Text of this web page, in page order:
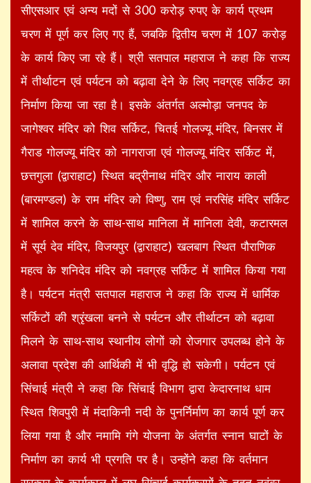
सीएसआर एवं अन्य मदों से 300 करोड़ रुपए के कार्य प्रथम
चरण में पूर्ण कर लिए गए हैं, जबकि द्वितीय चरण में 107 करोड़
के कार्य किए जा रहे हैं। श्री सतपाल महाराज ने कहा कि राज्य
में तीर्थाटन एवं पर्यटन को बढ़ावा देने के लिए नवग्रह सर्किट का
निर्माण किया जा रहा है। इसके अंतर्गत अल्मोड़ा जनपद के
जागेश्वर मंदिर को शिव सर्किट, चितई गोलज्यू मंदिर, बिनसर में
गैराड गोलज्यू मंदिर को नागराजा एवं गोलज्यू मंदिर सर्किट में,
छत्तगुला (द्वाराहाट) स्थित बद्रीनाथ मंदिर और नाराय काली
(बारमण्डल) के राम मंदिर को विष्णु, राम एवं नरसिंह मंदिर सर्किट
में शामिल करने के साथ-साथ मानिला में मानिला देवी, कटारमल
में सूर्य देव मंदिर, विजयपुर (द्वाराहाट) खलबाग स्थित पौराणिक
महत्व के शनिदेव मंदिर को नवग्रह सर्किट में शामिल किया गया
है। पर्यटन मंत्री सतपाल महाराज ने कहा कि राज्य में धार्मिक
सर्किटों की श्रृंखला बनने से पर्यटन और तीर्थाटन को बढ़ावा
मिलने के साथ-साथ स्थानीय लोगों को रोजगार उपलब्ध होने के
अलावा प्रदेश की आर्थिकी में भी वृद्धि हो सकेगी। पर्यटन एवं
सिंचाई मंत्री ने कहा कि सिंचाई विभाग द्वारा केदारनाथ धाम
स्थित शिवपुरी में मंदाकिनी नदी के पुनर्निर्माण का कार्य पूर्ण कर
लिया गया है और नमामि गंगे योजना के अंतर्गत स्नान घाटों के
निर्माण का कार्य भी प्रगति पर है। उन्होंने कहा कि वर्तमान